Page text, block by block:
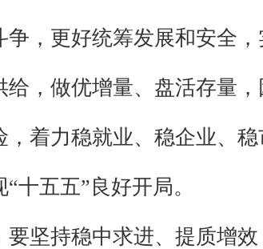
，更好统筹发展和安全
，做优增量、盘活存量
着力稳就业、稳企业、
十五五”良好开局。
坚持稳中求进、提质增